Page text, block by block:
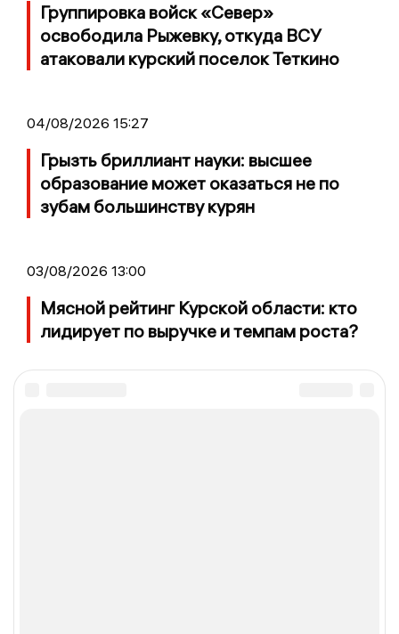
Группировка войск «Север»
освободила Рыжевку, откуда ВСУ
атаковали курский поселок Теткино
04/08/2026 15:27
Грызть бриллиант науки: высшее
образование может оказаться не по
зубам большинству курян
03/08/2026 13:00
Мясной рейтинг Курской области: кто
лидирует по выручке и темпам роста?